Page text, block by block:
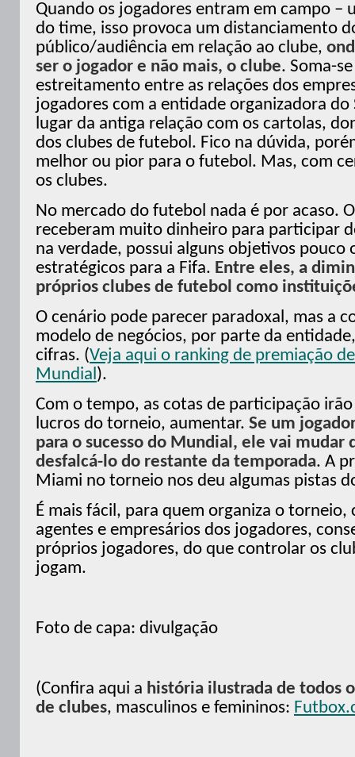
Quando os jogadores entram em campo –
do time, isso provoca um distanciamento
público/audiência em relação ao clube,
ser o jogador e não mais, o clube. Soma-
estreitamento entre as relações dos
jogadores com a entidade organizadora
lugar da antiga relação com os cartolas,
dos clubes de futebol. Fico na dúvida,
melhor ou pior para o futebol. Mas, com
os clubes.
No mercado do futebol nada é por acaso.
receberam muito dinheiro para participar
na verdade, possui alguns objetivos pouco
estratégicos para a Fifa. Entre eles, a
próprios clubes de futebol como
O cenário pode parecer paradoxal, mas a
modelo de negócios, por parte da
cifras. (Veja aqui o ranking de premiação
Mundial).
Com o tempo, as cotas de participação
lucros do torneio, aumentar. Se um
para o sucesso do Mundial, ele vai mudar
desfalcá-lo do restante da temporada. A
Miami no torneio nos deu algumas pistas
É mais fácil, para quem organiza o torneio,
agentes e empresários dos jogadores,
próprios jogadores, do que controlar os
jogam.
Foto de capa: divulgação
(Confira aqui a história ilustrada de todos
de clubes, masculinos e femininos: